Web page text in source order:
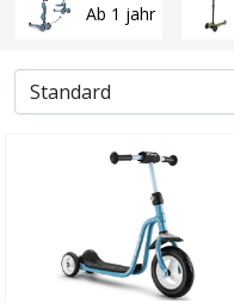
Ab 1 jahr